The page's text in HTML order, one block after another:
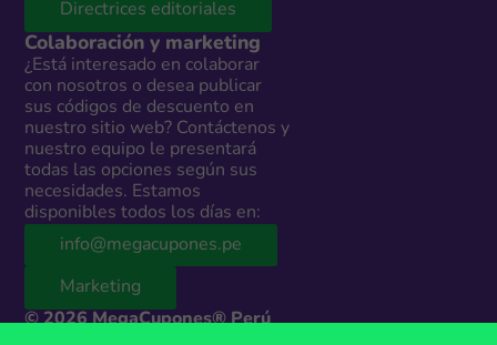
Directrices editoriales
Colaboración y marketing
¿Está interesado en colaborar
con nosotros o desea publicar
sus códigos de descuento en
nuestro sitio web? Contáctenos y
nuestro equipo le presentará
todas las opciones según sus
necesidades. Estamos
disponibles todos los días en:
info@megacupones.pe
Marketing
© 2026 MegaCupones® Perú